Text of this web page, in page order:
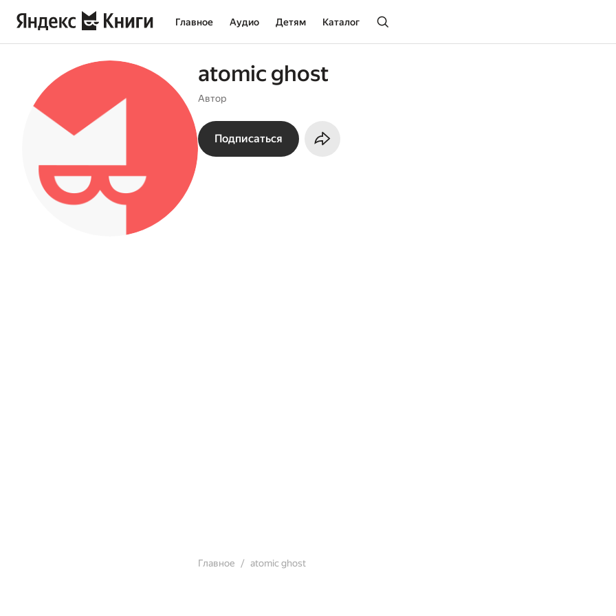
Главное Аудио Детям Каталог
atomic ghost
Автор
Подписаться
Главное atomic ghost